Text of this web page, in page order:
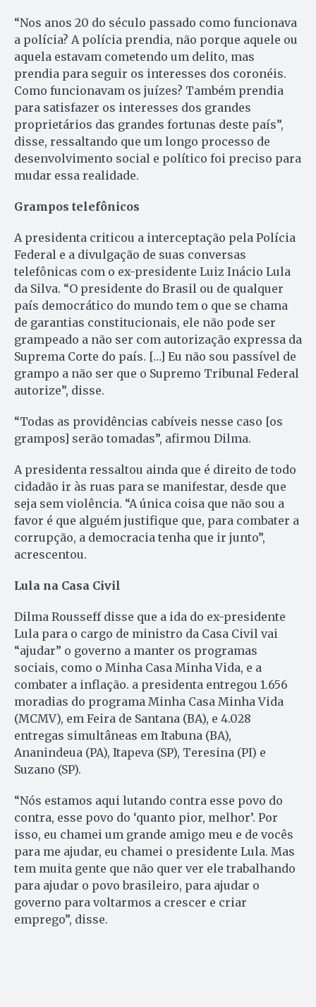
“Nos anos 20 do século passado como funcionava
a polícia? A polícia prendia, não porque aquele ou
aquela estavam cometendo um delito, mas
prendia para seguir os interesses dos coronéis.
Como funcionavam os juízes? Também prendia
para satisfazer os interesses dos grandes
proprietários das grandes fortunas deste país”,
disse, ressaltando que um longo processo de
desenvolvimento social e político foi preciso para
mudar essa realidade.
Grampos telefônicos
A presidenta criticou a interceptação pela Polícia
Federal e a divulgação de suas conversas
telefônicas com o ex-presidente Luiz Inácio Lula
da Silva. “O presidente do Brasil ou de qualquer
país democrático do mundo tem o que se chama
de garantias constitucionais, ele não pode ser
grampeado a não ser com autorização expressa da
Suprema Corte do país. […] Eu não sou passível de
grampo a não ser que o Supremo Tribunal Federal
autorize”, disse.
“Todas as providências cabíveis nesse caso [os
grampos] serão tomadas”, afirmou Dilma.
A presidenta ressaltou ainda que é direito de todo
cidadão ir às ruas para se manifestar, desde que
seja sem violência. “A única coisa que não sou a
favor é que alguém justifique que, para combater a
corrupção, a democracia tenha que ir junto”,
acrescentou.
Lula na Casa Civil
Dilma Rousseff disse que a ida do ex-presidente
Lula para o cargo de ministro da Casa Civil vai
“ajudar” o governo a manter os programas
sociais, como o Minha Casa Minha Vida, e a
combater a inflação. a presidenta entregou 1.656
moradias do programa Minha Casa Minha Vida
(MCMV), em Feira de Santana (BA), e 4.028
entregas simultâneas em Itabuna (BA),
Ananindeua (PA), Itapeva (SP), Teresina (PI) e
Suzano (SP).
“Nós estamos aqui lutando contra esse povo do
contra, esse povo do ‘quanto pior, melhor’. Por
isso, eu chamei um grande amigo meu e de vocês
para me ajudar, eu chamei o presidente Lula. Mas
tem muita gente que não quer ver ele trabalhando
para ajudar o povo brasileiro, para ajudar o
governo para voltarmos a crescer e criar
emprego”, disse.